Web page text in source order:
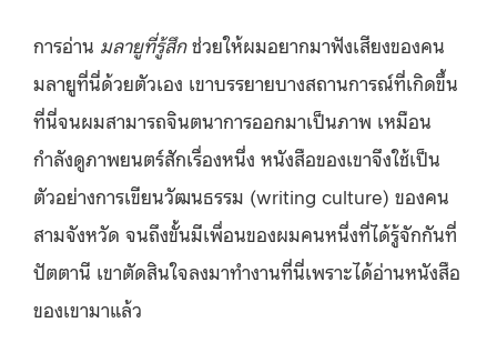
การอ่าน มลายูที่รู้สึกช่วยให้ผมอยากมาฟังเสียงของคน
มลายูที่นี่ด้วยตัวเอง เขาบรรยายบางสถานการณ์ที่เกิดขึ้น
ที่นี่จนผมสามารถจินตนาการออกมาเป็นภาพ เหมือน
กำลังดูภาพยนตร์สักเรื่องหนึ่ง หนังสือของเขาจึงใช้เป็น
ตัวอย่างการเขียนวัฒนธรรม (writing culture) ของคน
สามจังหวัด จนถึงขั้นมีเพื่อนของผมคนหนึ่งที่ได้รู้จักกันที่
ปัตตานี เขาตัดสินใจลงมาทำงานที่นี่เพราะได้อ่านหนังสือ
ของเขามาแล้ว